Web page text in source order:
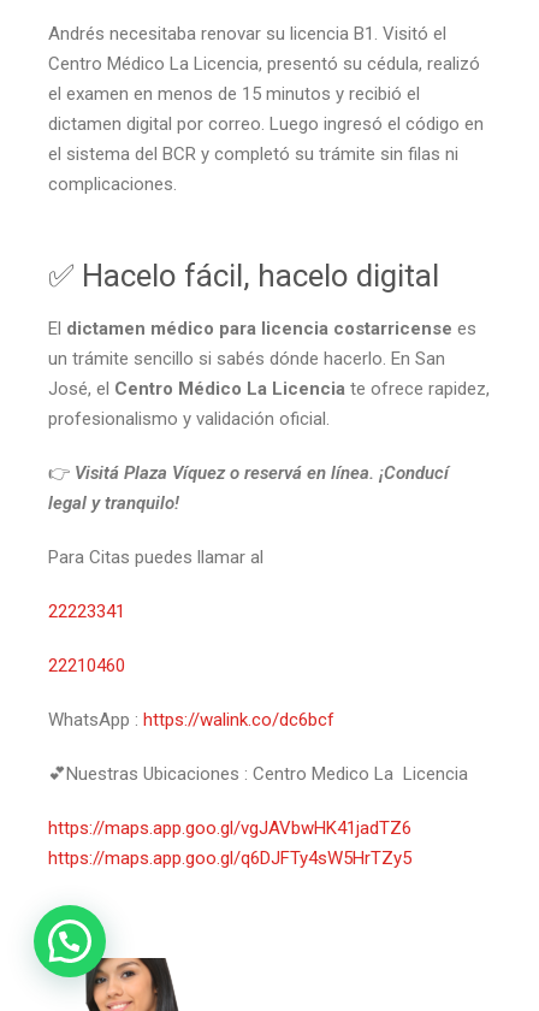
Andrés necesitaba renovar su licencia B1. Visitó el
Centro Médico La Licencia, presentó su cédula, realizó
el examen en menos de 15 minutos y recibió el
dictamen digital por correo. Luego ingresó el código en
el sistema del BCR y completó su trámite sin filas ni
complicaciones.
✅ Hacelo fácil, hacelo digital
El dictamen médico para licencia costarricense es
un trámite sencillo si sabés dónde hacerlo. En San
José, el Centro Médico La Licencia te ofrece rapidez,
profesionalismo y validación oficial.
👉 Visitá Plaza Víquez o reservá en línea. ¡Conducí
legal y tranquilo!
Para Citas puedes llamar al
22223341
22210460
WhatsApp : https://walink.co/dc6bcf
💕Nuestras Ubicaciones : Centro Medico La Licencia
https://maps.app.goo.gl/vgJAVbwHK41jadTZ6
https://maps.app.goo.gl/q6DJFTy4sW5HrTZy5